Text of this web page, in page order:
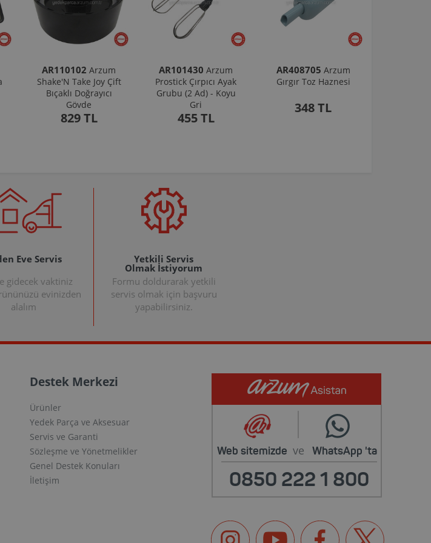
AR110102 Arzum
Shake'N Take Joy Çift
Bıçaklı Doğrayıcı
Gövde
829 TL
AR101430 Arzum
Prostick Çırpıcı Ayak
Grubu (2 Ad) - Koyu
Gri
455 TL
AR408705 Arzum
Gırgır Toz Haznesi
348 TL
Eve Servis
gidecek vaktiniz
evinizden
alalım
Yetkili Servis
Olmak İstiyorum
Formu doldurarak yetkili
servis olmak için başvuru
yapabilirsiniz.
Destek Merkezi
Ürünler
Yedek Parça ve Aksesuar
Servis ve Garanti
Sözleşme ve Yönetmelikler
Genel Destek Konuları
İletişim
Web sitemizde ve WhatsApp 'ta
0850 222 1 800